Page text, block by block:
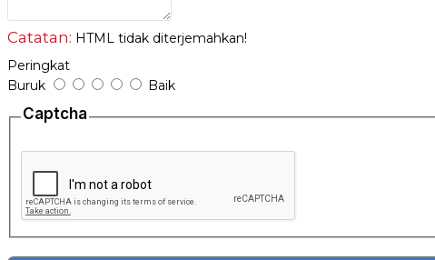
Catatan: HTML tidak diterjemahkan!
Peringkat
Buruk
Baik
Captcha